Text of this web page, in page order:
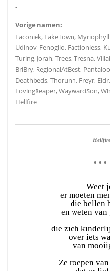
-
Vorige namen:
Laconiek, LakeTown,
Udinov, Fenoglio, Factionless,
Turing, Jorah, Trees, Tresna,
BriBry, RegionalAtBest,
Deathbeds, Thorunn, Freyr,
LovingReaper, WaywardSon,
Hellfire
• • •
Weet
er moeten
die bellen
en weten van
die zich
over iets
van
Ze roepen